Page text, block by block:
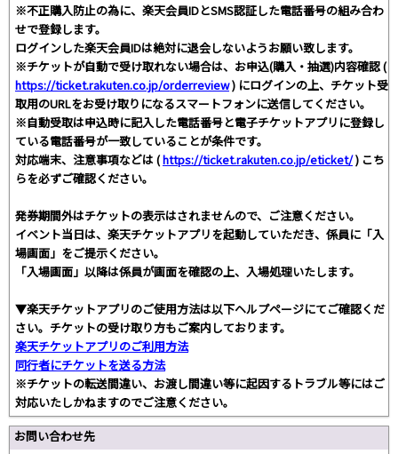
※不正購入防止の為に、楽天会員IDとSMS認証した電話番号の組み合わ
せで登録します。
ログインした楽天会員IDは絶対に退会しないようお願い致します。
※チケットが自動で受け取れない場合は、お申込(購入・抽選)内容確認 (
https://ticket.rakuten.co.jp/orderreview) にログインの上、チケット受
取用のURLをお受け取りになるスマートフォンに送信してください。
※自動受取は申込時に記入した電話番号と電子チケットアプリに登録し
ている電話番号が一致していることが条件です。
対応端末、注意事項などは (https://ticket.rakuten.co.jp/eticket/) こち
らを必ずご確認ください。
発券期間外はチケットの表示はされませんので、ご注意ください。
イベント当日は、楽天チケットアプリを起動していただき、係員に「入
場画面」をご提示ください。
「入場画面」以降は係員が画面を確認の上、入場処理いたします。
▼楽天チケットアプリのご使用方法は以下ヘルプページにてご確認くだ
さい。チケットの受け取り方もご案内しております。
楽天チケットアプリのご利用方法
同行者にチケットを送る方法
※チケットの転送間違い、お渡し間違い等に起因するトラブル等にはご
対応いたしかねますのでご注意ください。
お問い合わせ先